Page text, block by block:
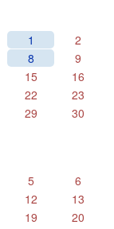
1
2
8
9
15
16
22
23
29
30
5
6
12
13
19
20